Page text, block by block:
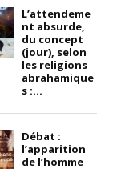
L’attendeme
nt absurde,
du concept
(jour), selon
les religions
abrahamique
s :...
Débat :
l’apparition
de l’homme